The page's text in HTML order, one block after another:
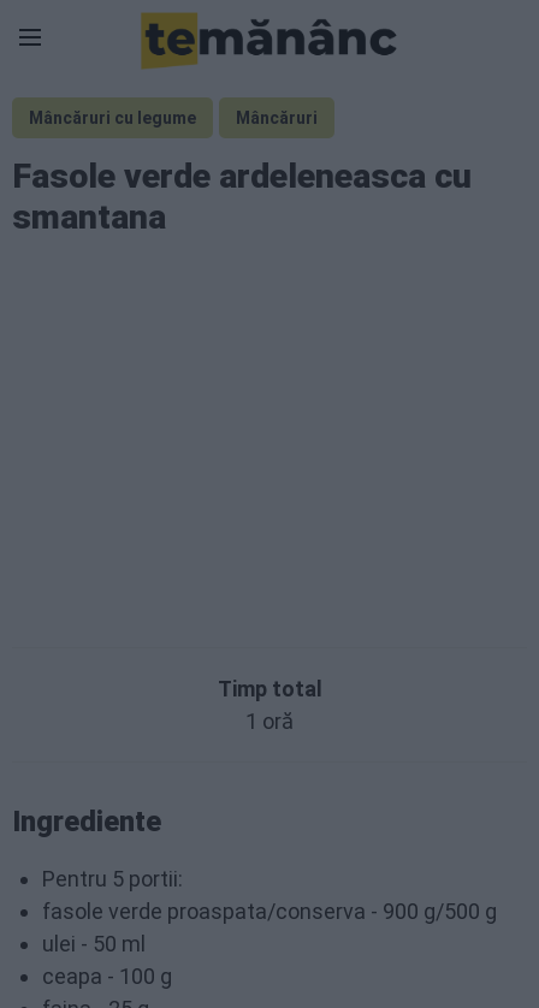
Mâncăruri cu legume Mâncăruri
Fasole verde ardeleneasca cu
smantana
Timp total
1 oră
Ingrediente
Pentru 5 portii:
fasole verde proaspata/conserva - 900 g/500 g
ulei - 50 ml
ceapa - 100 g